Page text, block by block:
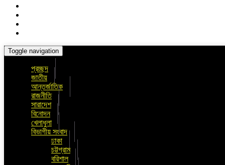
Toggle navigation
প্রচ্ছদ
জাতীয়
আন্তর্জাতিক
রাজনীতি
সারাদেশ
বিনোদন
খেলাধুলা
বিভাগীয় সংবাদ
ঢাকা
চট্টগ্রাম
বরিশাল